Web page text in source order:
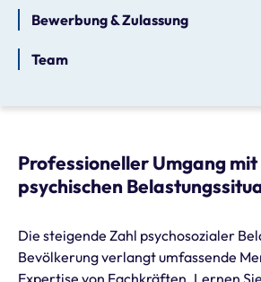
Bewerbung & Zulassung
Team
Professioneller Umgang mit
psychischen
Die steigende Zahl psychosozialer
Bevölkerung verlangt umfassende
Expertise von Fachkräften. Lernen